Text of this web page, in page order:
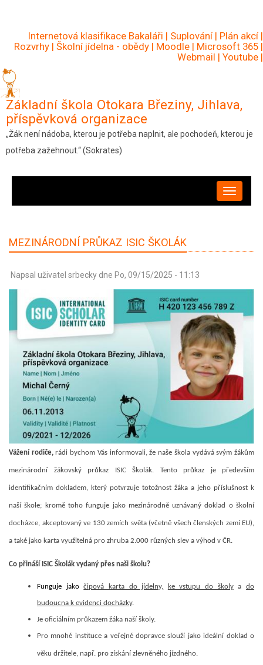
hlavnímuInternetová klasifikace Bakaláři | Suplování | Plán akcí |
Rozvrhy | Školní jídelna - obědy | Moodle | Microsoft 365 |
Webmail | Youtube |
Základní škola Otokara Březiny, Jihlava,
příspěvková organizace
„Žák není nádoba, kterou je potřeba naplnit, ale pochodeň, kterou je
potřeba zažehnout.“ (Sokrates)
MEZINÁRODNÍ PRŮKAZ ISIC ŠKOLÁK
Napsal uživatel srbecky dne Po, 09/15/2025 - 11:13
Vážení rodiče,rádi bychom Vás informovali, že naše škola vydává svým žákům
mezinárodní žákovský průkaz ISIC Školák. Tento průkaz je především
identifikačním dokladem, který potvrzuje totožnost žáka a jeho příslušnost k
naší škole; kromě toho funguje jako mezinárodně uznávaný doklad o školní
docházce, akceptovaný ve 130 zemích světa (včetně všech členských zemí EU),
a také jako karta využitelná pro zhruba 2.000 různých slev a výhod v ČR.
Co přináší ISIC Školák vydaný přes naši školu?
Funguje jako čipová karta do jídelny, ke vstupu do školyado
budoucna k evidenci docházky.
Je oficiálním průkazem žáka naší školy.
Pro mnohé instituce a veřejné dopravce slouží jako ideální doklad o
věku držitele, např. pro získání zlevněného jízdného.